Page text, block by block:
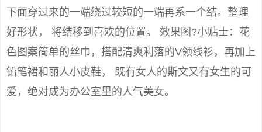
下面穿过来的一端绕过较短的一端再系一个结。整理
好形状， 将结移到喜欢的位置。 效果图?小贴士：花
色图案简单的丝巾，搭配清爽利落的V领线衫，再加上
铅笔裙和丽人小皮鞋， 既有女人的斯文又有女生的可
爱，绝对成为办公室里的人气美女。